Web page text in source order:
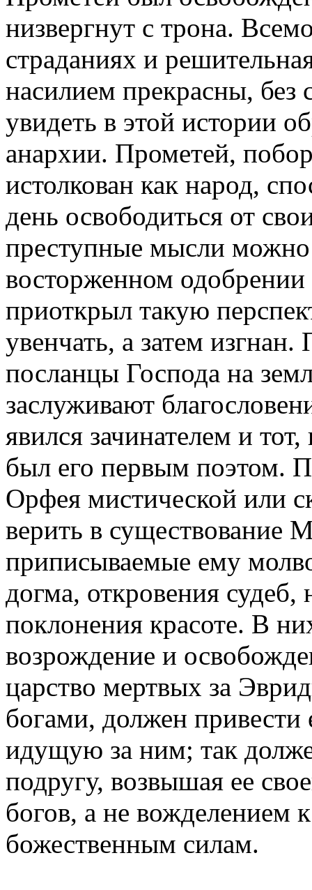
низвергнут с трона.
страданиях и
насилием прекрасны, без
увидеть в этой истории
анархии. Прометей,
истолкован как народ,
день освободиться от
преступные мысли
восторженном одобрении
приоткрыл такую
увенчать, а затем
посланцы Господа на
заслуживают
явился зачинателем и
был его первым поэтом.
Орфея мистической или
верить в существование
приписываемые ему
догма, откровения судеб,
поклонения красоте. В
возрождение и
царство мертвых за
богами, должен привести
идущую за ним; так
подругу, возвышая ее
богов, а не вожделением
божественным силам.